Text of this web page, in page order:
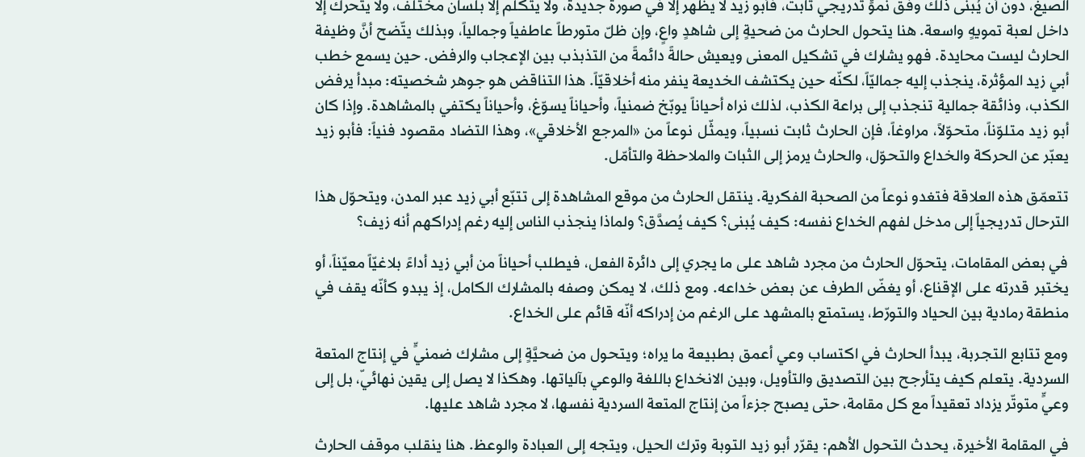
الصيغ، دون أن يُبنى ذلك وفق نموٍّ تدريجيٍّ ثابت، فأبو زيد لا يظهر إلا في صورة جديدة، ولا يتكلم إلا بلسان مختلف، ولا يتحرك إلا
داخل لعبة تمويهٍ واسعة. هنا يتحول الحارث من ضحيةٍ إلى شاهدٍ واعٍ، وإن ظلّ متورطاً عاطفياً وجمالياً، وبذلك يتّضح أنَّ وظيفة
الحارث ليست محايدة. فهو يشارك في تشكيل المعنى ويعيش حالةً دائمةً من التذبذب بين الإعجاب والرفض. حين يسمع خطب
أبي زيد المؤثرة، ينجذب إليه جماليّاً، لكنّه حين يكتشف الخديعة ينفر منه أخلاقيّاً. هذا التناقض هو جوهر شخصيته: مبدأ يرفض
الكذب، وذائقة جمالية تنجذب إلى براعة الكذب، لذلك نراه أحياناً يوبّخ ضمنياً، وأحياناً يسوّغ، وأحياناً يكتفي بالمشاهدة. وإذا كان
أبو زيد متلوّناً، متحوّلاً، مراوغاً، فإن الحارث ثابت نسبياً، ويمثّل نوعاً من «المرجع الأخلاقي»، وهذا التضاد مقصود فنياً: فأبو زيد
يعبّر عن الحركة والخداع والتحوّل، والحارث يرمز إلى الثبات والملاحظة والتأمّل.
تتعمّق هذه العلاقة فتغدو نوعاً من الصحبة الفكرية. ينتقل الحارث من موقع المشاهدة إلى تتبّع أبي زيد عبر المدن، ويتحوّل هذا
الترحال تدريجياً إلى مدخل لفهم الخداع نفسه: كيف يُبنى؟ كيف يُصدَّق؟ ولماذا ينجذب الناس إليه رغم إدراكهم أنه زيف؟
في بعض المقامات، يتحوّل الحارث من مجرد شاهد على ما يجري إلى دائرة الفعل، فيطلب أحياناً من أبي زيد أداءً بلاغيّاً معيّناً، أو
يختبر قدرته على الإقناع، أو يغضّ الطرف عن بعض خداعه. ومع ذلك، لا يمكن وصفه بالمشارك الكامل، إذ يبدو كأنّه يقف في
منطقة رمادية بين الحياد والتورّط، يستمتع بالمشهد على الرغم من إدراكه أنّه قائم على الخداع.
ومع تتابع التجربة، يبدأ الحارث في اكتساب وعي أعمق بطبيعة ما يراه؛ ويتحول من ضحيَّةٍ إلى مشارك ضمنيٍّ في إنتاج المتعة
السردية. يتعلم كيف يتأرجح بين التصديق والتأويل، وبين الانخداع باللغة والوعي بآلياتها. وهكذا لا يصل إلى يقين نهائيّ، بل إلى
وعيٍّ متوتّر يزداد تعقيداً مع كل مقامة، حتى يصبح جزءاً من إنتاج المتعة السردية نفسها، لا مجرد شاهد عليها.
في المقامة الأخيرة، يحدث التحول الأهم: يقرّر أبو زيد التوبة وترك الحيل، ويتجه إلى العبادة والوعظ. هنا ينقلب موقف الحارث